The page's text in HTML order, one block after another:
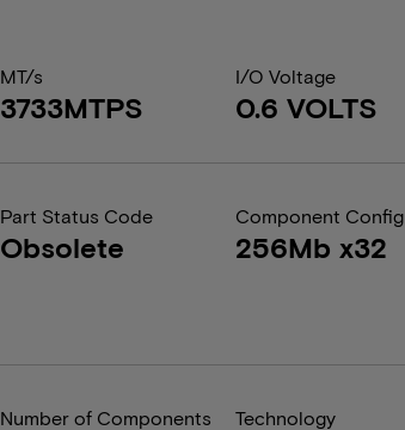
MT/s
3733MTPS
I/O Voltage
0.6 VOLTS
Part Status Code
Obsolete
Component Config
256Mb x32
Number of Components Technology